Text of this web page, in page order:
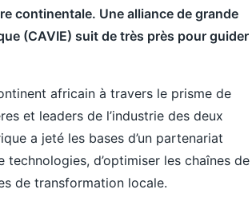
continentale. Une alliance de grande
(CAVIE) suit de très près pour guider
africain à travers le prisme de
et leaders de l’industrie des deux
a jeté les bases d’un partenariat
d’optimiser les chaînes de
de transformation locale.